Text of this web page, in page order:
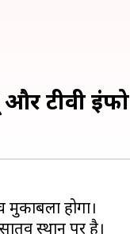
और टीवी इंफो
होगा।
स्थान पर है।